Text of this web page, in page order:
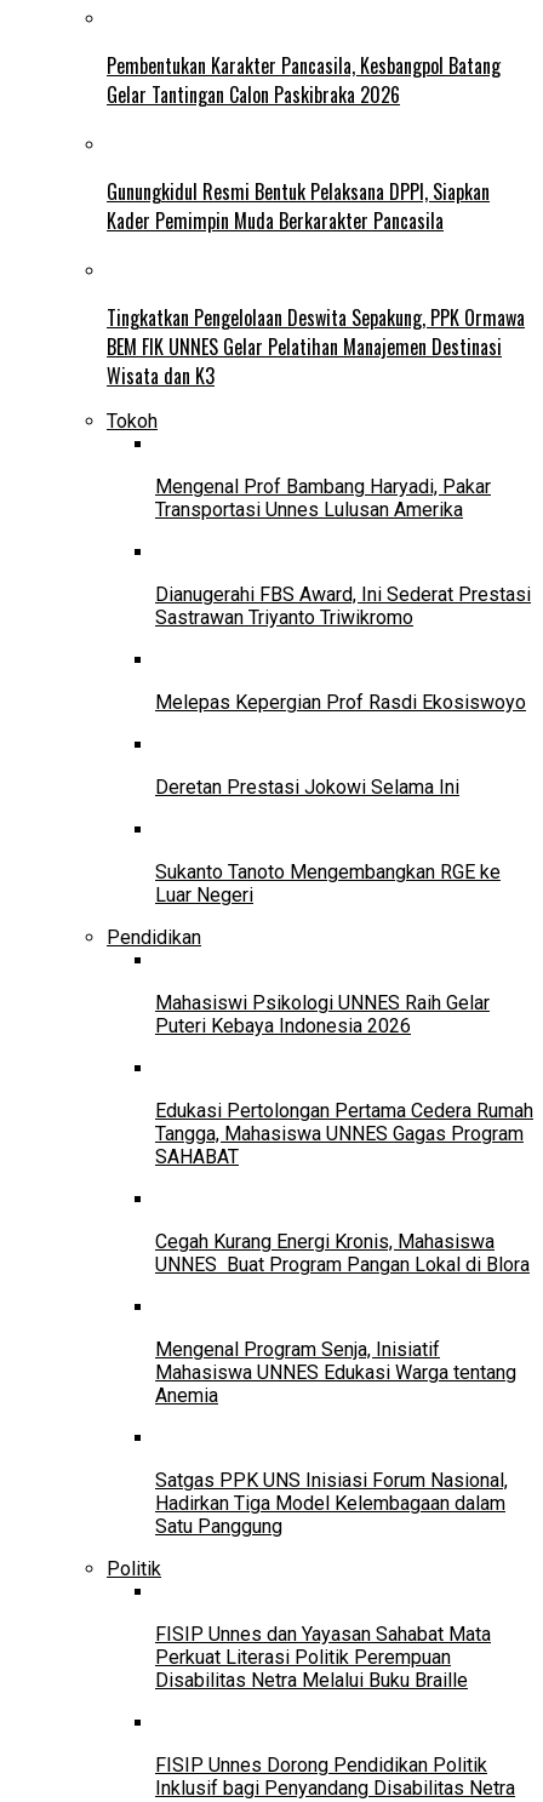
Pembentukan Karakter Pancasila, Kesbangpol Batang
Gelar Tantingan Calon Paskibraka 2026
Gunungkidul Resmi Bentuk Pelaksana DPPI, Siapkan
Kader Pemimpin Muda Berkarakter Pancasila
Tingkatkan Pengelolaan Deswita Sepakung, PPK Ormawa
BEM FIK UNNES Gelar Pelatihan Manajemen Destinasi
Wisata dan K3
Tokoh
Mengenal Prof Bambang Haryadi, Pakar
Transportasi Unnes Lulusan Amerika
Dianugerahi FBS Award, Ini Sederat Prestasi
Sastrawan Triyanto Triwikromo
Melepas Kepergian Prof Rasdi Ekosiswoyo
Deretan Prestasi Jokowi Selama Ini
Sukanto Tanoto Mengembangkan RGE ke
Luar Negeri
Pendidikan
Mahasiswi Psikologi UNNES Raih Gelar
Puteri Kebaya Indonesia 2026
Edukasi Pertolongan Pertama Cedera Rumah
Tangga, Mahasiswa UNNES Gagas Program
SAHABAT
Cegah Kurang Energi Kronis, Mahasiswa
UNNES Buat Program Pangan Lokal di Blora
Mengenal Program Senja, Inisiatif
Mahasiswa UNNES Edukasi Warga tentang
Anemia
Satgas PPK UNS Inisiasi Forum Nasional,
Hadirkan Tiga Model Kelembagaan dalam
Satu Panggung
Politik
FISIP Unnes dan Yayasan Sahabat Mata
Perkuat Literasi Politik Perempuan
Disabilitas Netra Melalui Buku Braille
FISIP Unnes Dorong Pendidikan Politik
Inklusif bagi Penyandang Disabilitas Netra